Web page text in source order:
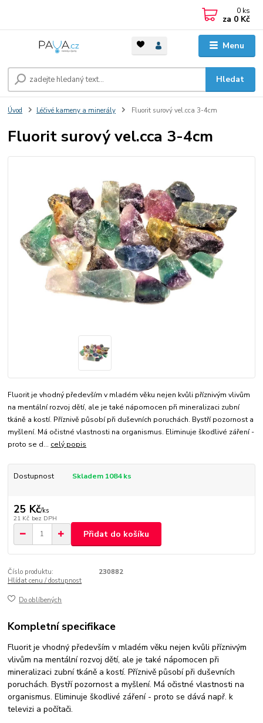
Menu
Hledat
0 ks
za 0 Kč
Úvod Léčivé kameny a minerály Fluorit surový vel.cca 3-4cm
Fluorit surový vel.cca 3-4cm
Fluorit je vhodný především v mladém věku nejen kvůli příznivým vlivům
na mentální rozvoj dětí, ale je také nápomocen při mineralizaci zubní
tkáně a kostí. Příznivě působí při duševních poruchách. Bystří pozornost a
myšlení. Má očistné vlastnosti na organismus. Eliminuje škodlivé záření -
proto se d... celý popis
Dostupnost Skladem 1084 ks
25 Kč/ks
21 Kč bez DPH
Přidat do košíku
Číslo produktu:
230882
Hlídat cenu / dostupnost
Do oblíbených
Kompletní specifikace
Fluorit je vhodný především v mladém věku nejen kvůli příznivým
vlivům na mentální rozvoj dětí, ale je také nápomocen při
mineralizaci zubní tkáně a kostí. Příznivě působí při duševních
poruchách. Bystří pozornost a myšlení. Má očistné vlastnosti na
organismus. Eliminuje škodlivé záření - proto se dává např. k
televizi a počítači.